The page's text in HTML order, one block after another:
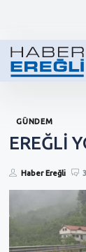
GÜNDEM
EREĞLİ
Haber Ereğli